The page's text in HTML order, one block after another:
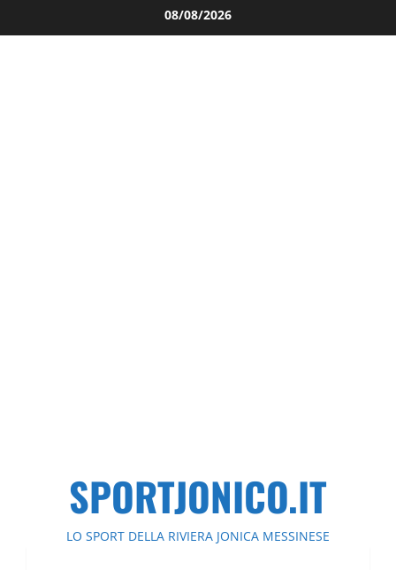
al
08/08/2026
SPORTJONICO.IT
LO SPORT DELLA RIVIERA JONICA MESSINESE